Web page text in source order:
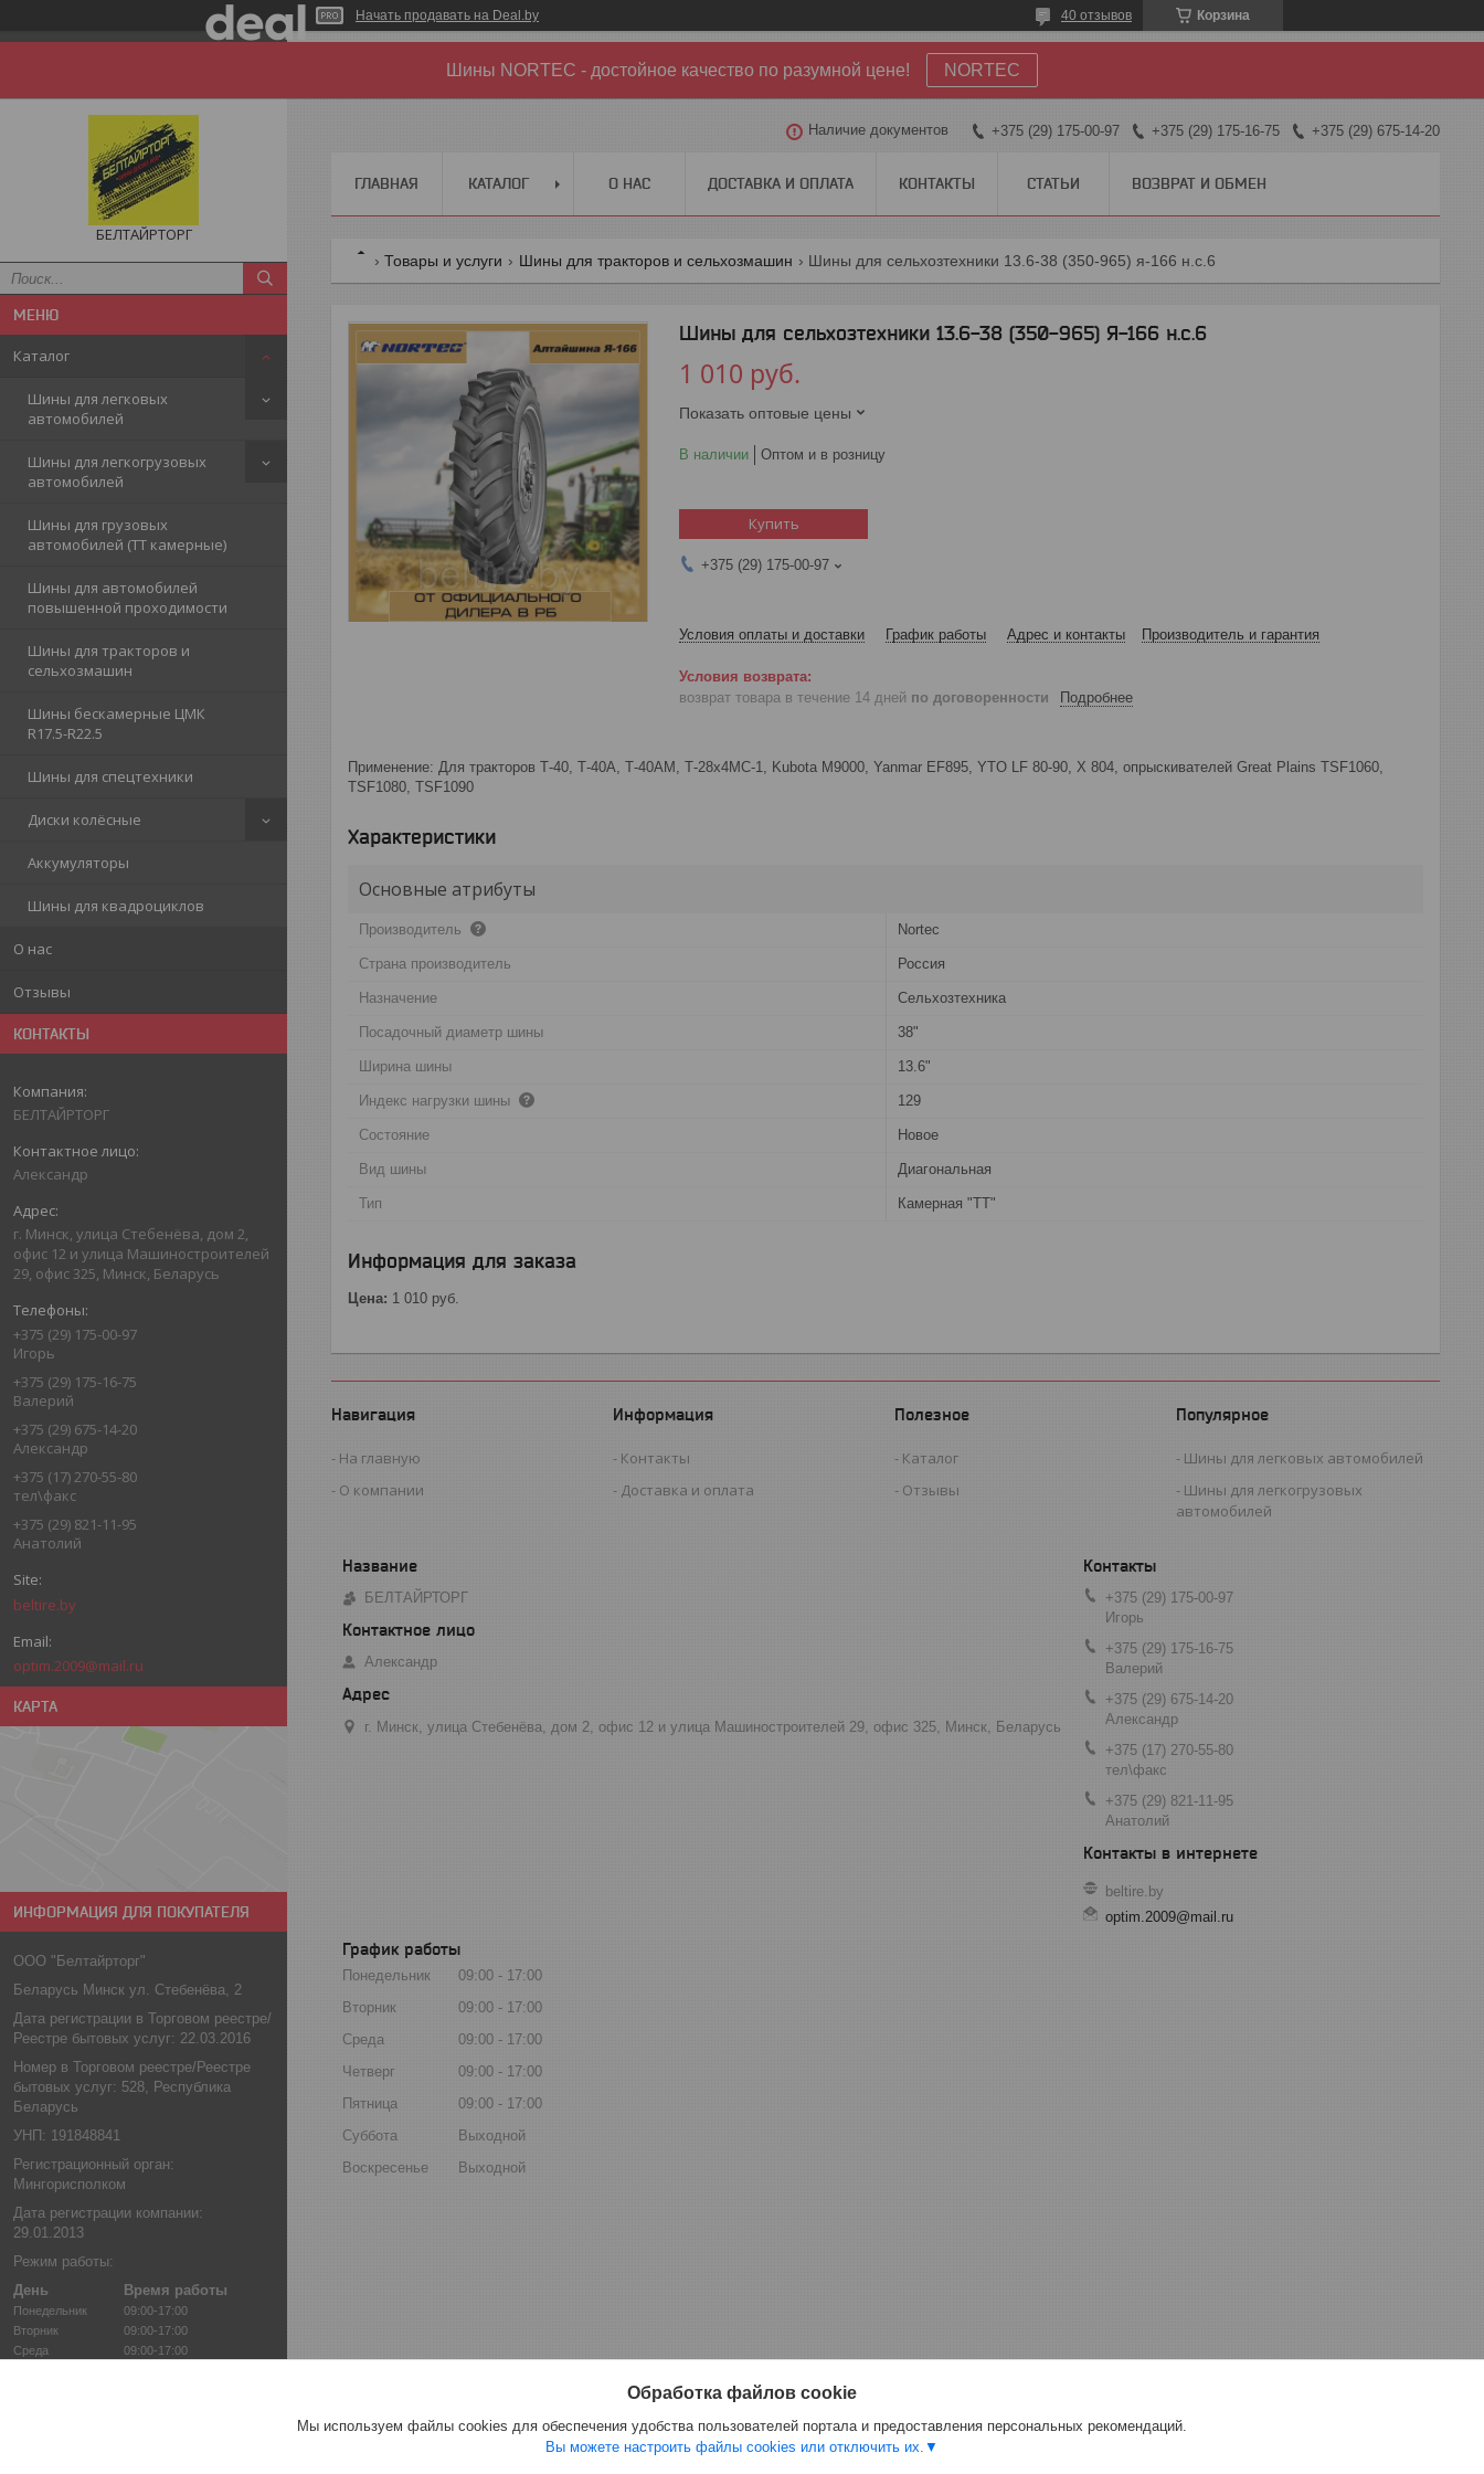
Начать продавать на Deal.by Корзина
40 отзывов
Шины NORTEC - достойное качество по разумной цене! NORTEC
БЕЛТАЙРТОРГ
Каталог
Шины для легковых
автомобилей
Шины для легкогрузовых
автомобилей
Шины для грузовых
автомобилей (ТТ камерные)
Шины для автомобилей
повышенной проходимости
Шины для тракторов и
сельхозмашин
Шины бескамерные ЦМК
R17.5-R22.5
Шины для спецтехники
Диски колёсные
Аккумуляторы
Шины для квадроциклов
О нас
Отзывы
КОНТАКТЫ
БЕЛТАЙРТОРГ
Александр
г. Минск, улица Стебенёва, дом 2,
офис 12 и улица Машиностроителей
29, офис 325, Минск, Беларусь
+375 (29) 175-00-97
Игорь
+375 (29) 175-16-75
Валерий
+375 (29) 675-14-20
Александр
+375 (17) 270-55-80
тел\факс
+375 (29) 821-11-95
Анатолий
beltire.by
optim.2009@mail.ru
КАРТА
ИНФОРМАЦИЯ ДЛЯ ПОКУПАТЕЛЯ
ООО "Белтайрторг"
Беларусь Минск ул. Стебенёва, 2
Дата регистрации в Торговом реестре/
Реестре бытовых услуг: 22.03.2016
Номер в Торговом реестре/Реестре
бытовых услуг: 528, Республика
Беларусь
УНП: 191848841
Регистрационный орган:
Мингорисполком
Дата регистрации компании:
29.01.2013
Режим работы:
День
Время работы
Понедельник
09:00-17:00
Вторник
09:00-17:00
Среда
09:00-17:00
Наличие документов +375 (29) 175-00-97 +375 (29) 175-16-75 +375 (29) 675-14-20
ГЛАВНАЯ КАТАЛОГ О НАС ДОСТАВКА И ОПЛАТА КОНТАКТЫ СТАТЬИ ВОЗВРАТ И ОБМЕН
Товары и услуги Шины для тракторов и сельхозмашин Шины для сельхозтехники 13.6-38 (350-965) я-166 н.с.6
Шины для сельхозтехники 13.6-38 (350-965) Я-166 н.с.6
1 010 руб.
Показать оптовые цены
В наличии Оптом и в розницу
Купить
+375 (29) 175-00-97
Условия оплаты и доставки График работы Адрес и контакты Производитель и гарантия
возврат товара в течение 14 дней по договоренности Подробнее
Применение: Для тракторов Т-40, Т-40А, Т-40АМ, Т-28х4МС-1, Kubota M9000, Yanmar EF895, YTO LF 80-90, X 804, опрыскивателей Great Plains TSF1060,
TSF1080, TSF1090
Характеристики
Основные атрибуты
Производитель Nortec
Страна производитель Россия
Назначение Сельхозтехника
Посадочный диаметр шины 38"
Ширина шины 13.6"
Индекс нагрузки шины 129
Состояние Новое
Вид шины Диагональная
Тип Камерная "TT"
Информация для заказа
Цена: 1 010 руб.
Навигация
На главную
О компании
Информация
Контакты
Доставка и оплата
Полезное
Каталог
Отзывы
Популярное
Шины для легковых автомобилей
Шины для легкогрузовых
автомобилей
БЕЛТАЙРТОРГ
Александр
г. Минск, улица Стебенёва, дом 2, офис 12 и улица Машиностроителей 29, офис 325, Минск, Беларусь
+375 (29) 175-00-97
Игорь
+375 (29) 175-16-75
Валерий
+375 (29) 675-14-20
Александр
+375 (17) 270-55-80
тел\факс
+375 (29) 821-11-95
Анатолий
beltire.by
optim.2009@mail.ru
График работы
Понедельник 09:00
17:00
Вторник
09:00
17:00
Среда
09:00
17:00
Четверг
09:00
17:00
Пятница
09:00
17:00
Суббота
Выходной
Воскресенье
Выходной
Обработка файлов cookie
Мы используем файлы cookies для обеспечения удобства пользователей портала и предоставления персональных рекомендаций.
Вы можете настроить файлы cookies или отключить их.